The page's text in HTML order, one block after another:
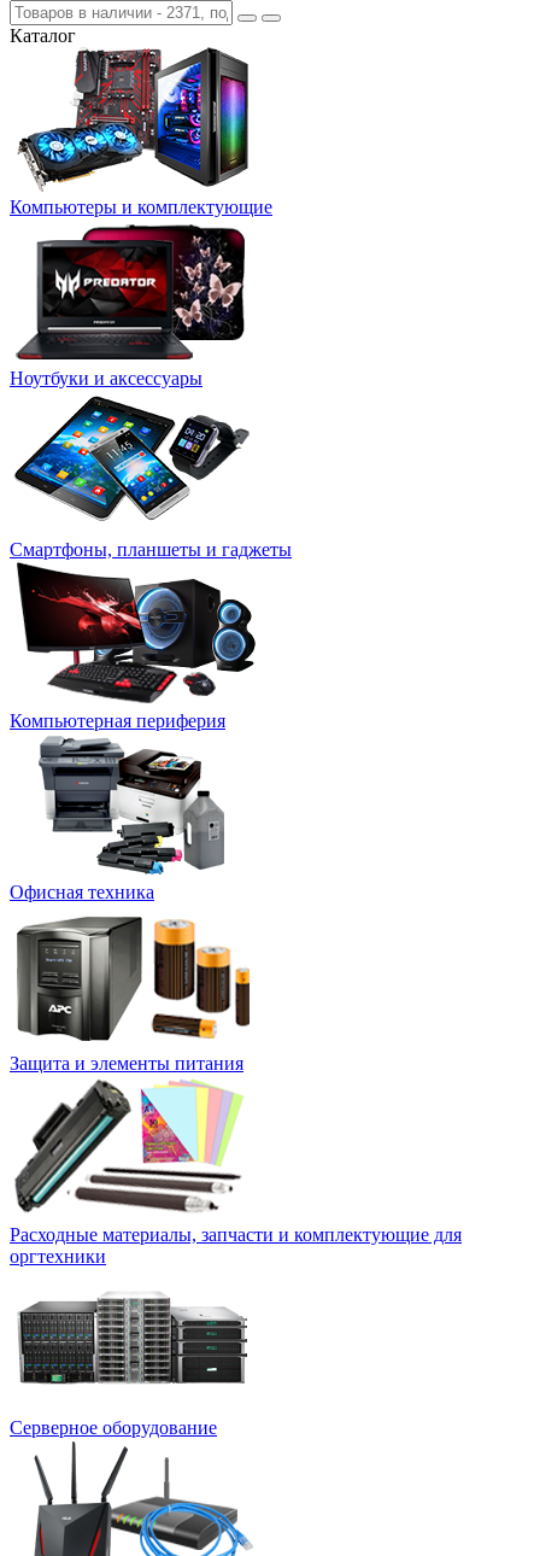
Каталог
Компьютеры и комплектующие
Ноутбуки и аксессуары
Смартфоны, планшеты и гаджеты
Компьютерная периферия
Офисная техника
Защита и элементы питания
Расходные материалы, запчасти и комплектующие для
оргтехники
Серверное оборудование